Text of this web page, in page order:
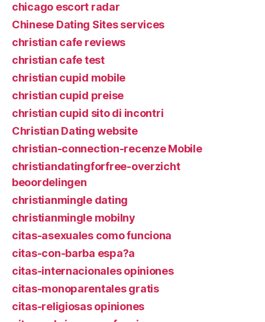
chicago escort radar
Chinese Dating Sites services
christian cafe reviews
christian cafe test
christian cupid mobile
christian cupid preise
christian cupid sito di incontri
Christian Dating website
christian-connection-recenze Mobile
christiandatingforfree-overzicht
beoordelingen
christianmingle dating
christianmingle mobilny
citas-asexuales como funciona
citas-con-barba espa?a
citas-internacionales opiniones
citas-monoparentales gratis
citas-religiosas opiniones